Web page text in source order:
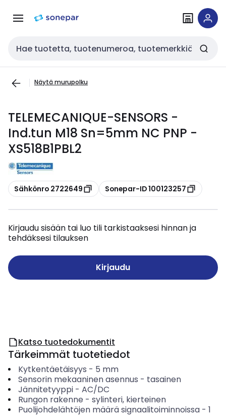
navigointiinsisältöön
Haku
Näytä murupolku
TELEMECANIQUE-SENSORS -
Ind.tun M18 Sn=5mm NC PNP -
XS518B1PBL2
Kopioi
Sähkönro 2722649 Kopioi
Sonepar-ID 100123257
Kirjaudu sisään tai luo tili tarkistaaksesi hinnan ja
tehdäksesi tilauksen
Kirjaudu
Katso tuotedokumentit
Tärkeimmät tuotetiedot
Kytkentäetäisyys - 5 mm
Sensorin mekaaninen asennus - tasainen
Jännitetyyppi- AC/DC
Rungon rakenne - sylinteri, kierteinen
Puolijohdelähtöjen määrä signaalitoiminnoissa- 1